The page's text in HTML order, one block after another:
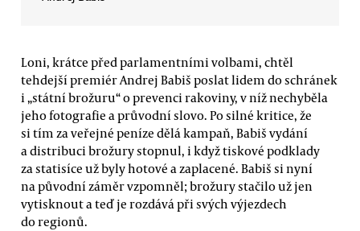
Loni, krátce před parlamentními volbami, chtěl
tehdejší premiér Andrej Babiš poslat lidem do schránek
i „státní brožuru“ o prevenci rakoviny, v níž nechyběla
jeho fotografie a průvodní slovo. Po silné kritice, že
si tím za veřejné peníze dělá kampaň, Babiš vydání
a distribuci brožury stopnul, i když tiskové podklady
za statisíce už byly hotové a zaplacené. Babiš si nyní
na původní záměr vzpomněl; brožury stačilo už jen
vytisknout a teď je rozdává při svých výjezdech
do regionů.